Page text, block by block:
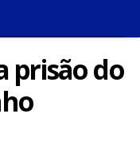
prisão do